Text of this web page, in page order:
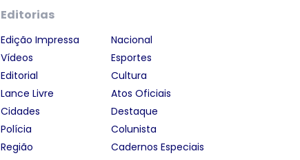
Editorias
Edição Impressa
Vídeos
Editorial
Lance Livre
Cidades
Polícia
Região
Nacional
Esportes
Cultura
Atos Oficiais
Destaque
Colunista
Cadernos Especiais